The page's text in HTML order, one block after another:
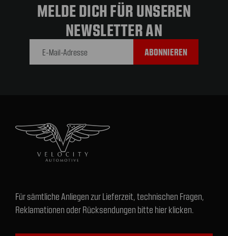
MELDE DICH FÜR UNSEREN
NEWSLETTER AN
Für sämtliche Anliegen zur Lieferzeit, technischen Fragen,
Reklamationen oder Rücksendungen bitte hier klicken.